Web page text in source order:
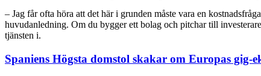
– Jag får ofta höra att det här i grunden måste vara en
huvudanledning. Om du bygger ett bolag och pitchar till
tjänsten i.
Spaniens Högsta domstol skakar om Europas gig-